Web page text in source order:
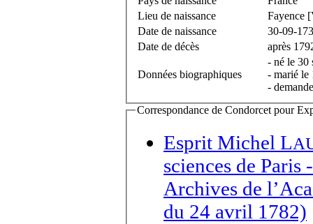
Lieu de naissance
Fayence
Date de naissance
30-09-
Date de décès
après
Données biographiques
- né le 30
- marié le
-
Correspondance de Condorcet pour
Esprit Michel L
sciences de Paris
Archives de
du 24 avril 1782)